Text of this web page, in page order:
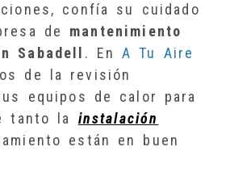
confía su cuidado
de mantenimiento
Sabadell . EnA Tu Aire
de la revisión
equipos de calor para
tanto la instalación
están en buen